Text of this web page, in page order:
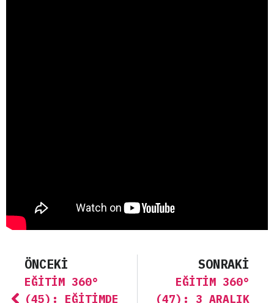
ÖNCEKI
EĞITIM 360°
(45): EĞITIMDE
SONRAKI
EĞITIM 360°
(47): 3 ARALIK